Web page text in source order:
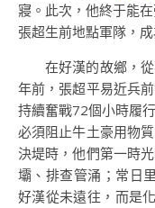
寢。此次，他終于能
張超生前地點軍隊，
在好漢的故鄉，
年前，張超平易近兵
持續奮戰72個小時履
必須阻止牛土豪用物
決堤時，他們第一時
壩、排查管涌；常日
好漢從未遠往，而是